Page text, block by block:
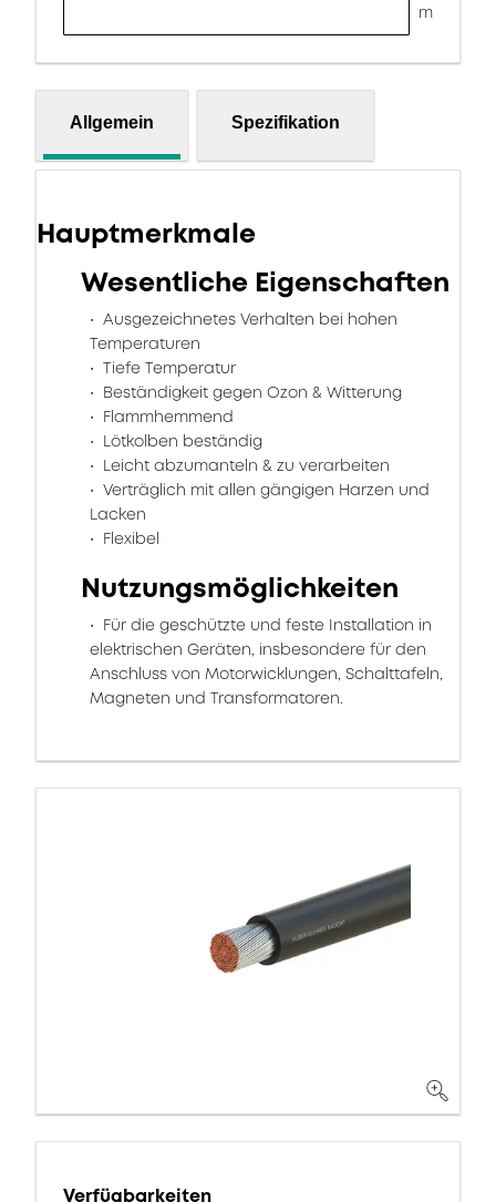
m
Allgemein Spezifikation
Hauptmerkmale
Wesentliche Eigenschaften
Ausgezeichnetes Verhalten bei hohen
Temperaturen
Tiefe Temperatur
Beständigkeit gegen Ozon & Witterung
Flammhemmend
Lötkolben beständig
Leicht abzumanteln & zu verarbeiten
Verträglich mit allen gängigen Harzen und
Lacken
Flexibel
Nutzungsmöglichkeiten
Für die geschützte und feste Installation in
elektrischen Geräten, insbesondere für den
Anschluss von Motorwicklungen, Schalttafeln,
Magneten und Transformatoren.
Verfügbarkeiten